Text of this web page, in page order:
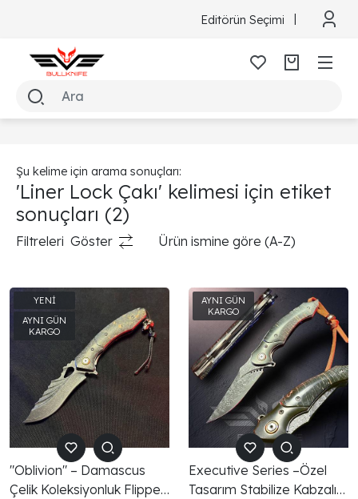
Editörün Seçimi
Şu kelime için arama sonuçları:
'Liner Lock Çakı' kelimesi için etiket
sonuçları (2)
Filtreleri Göster Ürün ismine göre (A-Z)
"Oblivion" – Damascus
Çelik Koleksiyonluk Flipper
Executive Series –Özel
Tasarım Stabilize Kabzalı